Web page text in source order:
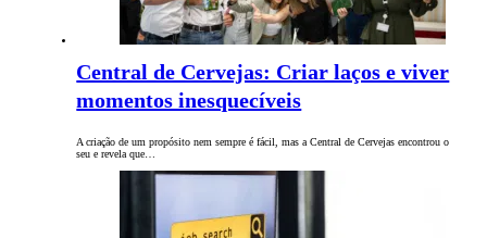
Central de Cervejas: Criar laços e viver
momentos inesquecíveis
A criação de um propósito nem sempre é fácil, mas a Central de Cervejas encontrou o
seu e revela que…